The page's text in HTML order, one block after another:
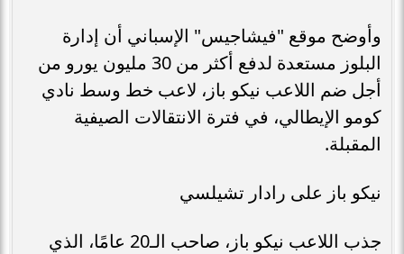
وأوضح موقع "فيشاجيس" الإسباني أن إدارة
البلوز مستعدة لدفع أكثر من 30 مليون يورو من
أجل ضم اللاعب نيكو باز، لاعب خط وسط نادي
كومو الإيطالي، في فترة الانتقالات الصيفية
المقبلة.
نيكو باز على رادار تشيلسي
جذب اللاعب نيكو باز، صاحب الـ20 عامًا، الذي